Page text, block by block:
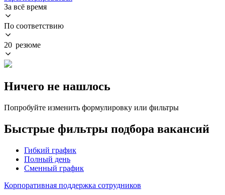
За всё время
По соответствию
20 резюме
Ничего не нашлось
Попробуйте изменить формулировку или фильтры
Быстрые фильтры подбора вакансий
Гибкий график
Полный день
Сменный график
Корпоративная поддержка сотрудников